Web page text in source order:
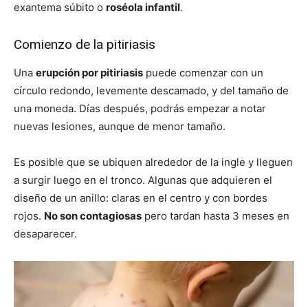
exantema súbito o roséola infantil.
Comienzo de la pitiriasis
Una erupción por pitiriasis puede comenzar con un
círculo redondo, levemente descamado, y del tamaño de
una moneda. Días después, podrás empezar a notar
nuevas lesiones, aunque de menor tamaño.
Es posible que se ubiquen alrededor de la ingle y lleguen
a surgir luego en el tronco. Algunas que adquieren el
diseño de un anillo: claras en el centro y con bordes
rojos. No son contagiosas pero tardan hasta 3 meses en
desaparecer.